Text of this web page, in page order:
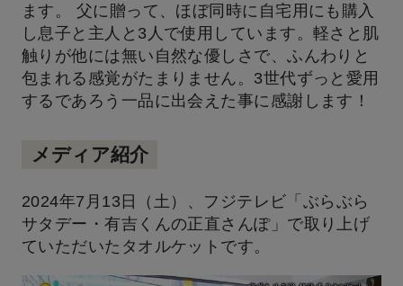
ます。 父に贈って、ほぼ同時に自宅用にも購入
し息子と主人と3人で使用しています。軽さと肌
触りが他には無い自然な優しさで、ふんわりと
包まれる感覚がたまりません。3世代ずっと愛用
するであろう一品に出会えた事に感謝します！
メディア紹介
2024年7月13日（土）、フジテレビ「ぶらぶら
サタデー・有吉くんの正直さんぽ」で取り上げ
ていただいたタオルケットです。